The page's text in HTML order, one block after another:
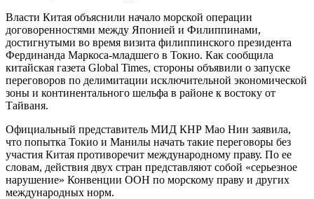
Власти Китая объяснили начало морской операции
договоренностями между Японией и Филиппинами,
достигнутыми во время визита филиппинского президента
Фердинанда Маркоса-младшего в Токио. Как сообщила
китайская газета Global Times, стороны объявили о запуске
переговоров по делимитации исключительной экономической
зоны и континентального шельфа в районе к востоку от
Тайваня.
Официальный представитель МИД КНР Мао Нин заявила,
что попытка Токио и Манилы начать такие переговоры без
участия Китая противоречит международному праву. По ее
словам, действия двух стран представляют собой «серьезное
нарушение» Конвенции ООН по морскому праву и других
международных норм.